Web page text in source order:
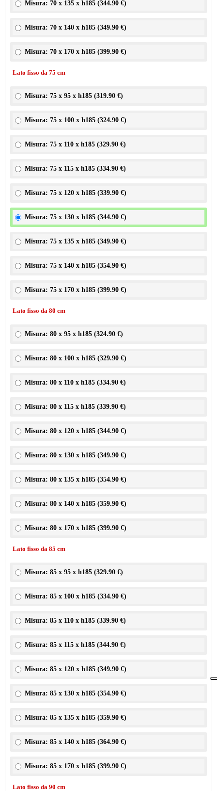
Misura: 70 x 135 x h185 (344.90 €)
Misura: 70 x 140 x h185 (349.90 €)
Misura: 70 x 170 x h185 (399.90 €)
Lato fisso da 75 cm
Misura: 75 x 95 x h185 (319.90 €)
Misura: 75 x 100 x h185 (324.90 €)
Misura: 75 x 110 x h185 (329.90 €)
Misura: 75 x 115 x h185 (334.90 €)
Misura: 75 x 120 x h185 (339.90 €)
Misura: 75 x 130 x h185 (344.90 €)
Misura: 75 x 135 x h185 (349.90 €)
Misura: 75 x 140 x h185 (354.90 €)
Misura: 75 x 170 x h185 (399.90 €)
Lato fisso da 80 cm
Misura: 80 x 95 x h185 (324.90 €)
Misura: 80 x 100 x h185 (329.90 €)
Misura: 80 x 110 x h185 (334.90 €)
Misura: 80 x 115 x h185 (339.90 €)
Misura: 80 x 120 x h185 (344.90 €)
Misura: 80 x 130 x h185 (349.90 €)
Misura: 80 x 135 x h185 (354.90 €)
Misura: 80 x 140 x h185 (359.90 €)
Misura: 80 x 170 x h185 (399.90 €)
Lato fisso da 85 cm
Misura: 85 x 95 x h185 (329.90 €)
Misura: 85 x 100 x h185 (334.90 €)
Misura: 85 x 110 x h185 (339.90 €)
Misura: 85 x 115 x h185 (344.90 €)
Misura: 85 x 120 x h185 (349.90 €)
Misura: 85 x 130 x h185 (354.90 €)
Misura: 85 x 135 x h185 (359.90 €)
Misura: 85 x 140 x h185 (364.90 €)
Misura: 85 x 170 x h185 (399.90 €)
Lato fisso da 90 cm